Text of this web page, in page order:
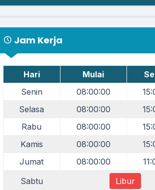
Jam Kerja
Hari Mulai
Senin
08:00:00
Selasa
08:00:00
Rabu
08:00:00
Kamis
08:00:00
Jumat
08:00:00
Sabtu
Libur